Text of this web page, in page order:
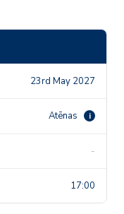
23rd May 2027
Atēnas i
-
17:00